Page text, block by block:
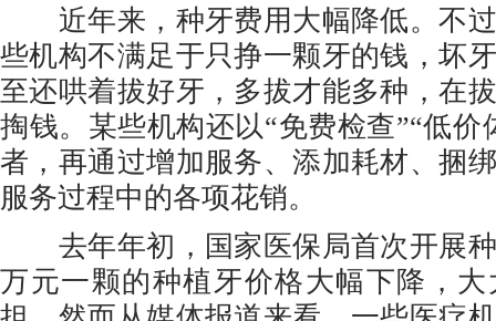
近年来，种牙费用大幅降低。不过
些机构不满足于只挣一颗牙的钱，坏
至还哄着拔好牙，多拔才能多种，在
掏钱。某些机构还以“免费检查”“低价
者，再通过增加服务、添加耗材、捆
服务过程中的各项花销。
去年年初，国家医保局首次开展种
万元一颗的种植牙价格大幅下降，